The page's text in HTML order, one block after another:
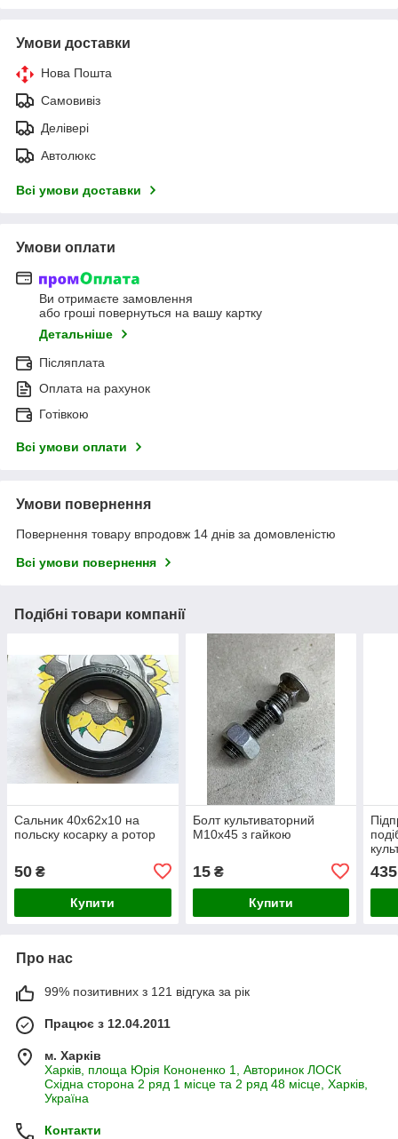
Умови доставки
Нова Пошта
Самовивіз
Делівері
Автолюкс
Всі умови доставки
Умови оплати
Ви отримаєте замовлення
або гроші повернуться на вашу картку
Детальніше
Післяплата
Оплата на рахунок
Готівкою
Всі умови оплати
Умови повернення
Повернення товару впродовж 14 днів за домовленістю
Всі умови повернення
Подібні товари компанії
Сальник 40х62х10 на
польску косарку а ротор
50 ₴
Купити
Болт культиваторний
М10х45 з гайкою
15₴
Купити
435
Про нас
99% позитивних з 121 відгука за рік
Працює з 12.04.2011
м. Харків
Харків, площа Юрія Кононенко 1, Авторинок ЛОСК
Східна сторона 2 ряд 1 місце та 2 ряд 48 місце, Харків,
Україна
Контакти